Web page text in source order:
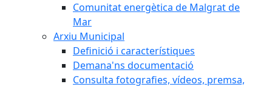
Comunitat energètica de Malgrat de
Mar
Arxiu Municipal
Definició i característiques
Demana'ns documentació
Consulta fotografies, vídeos, premsa,